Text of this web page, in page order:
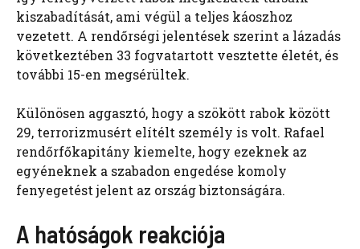
kiszabadítását, ami végül a teljes káoszhoz
vezetett. A rendőrségi jelentések szerint a lázadás
következtében 33 fogvatartott vesztette életét, és
további 15-en megsérültek.
Különösen aggasztó, hogy a szökött rabok között
29, terrorizmusért elítélt személy is volt. Rafael
rendőrfőkapitány kiemelte, hogy ezeknek az
egyéneknek a szabadon engedése komoly
fenyegetést jelent az ország biztonságára.
A hatóságok reakciója